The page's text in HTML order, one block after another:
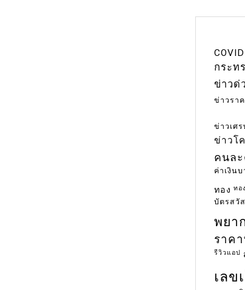
กระท
ข่าวด่
ข่าวรา
ข่าวเศ
ข่าวโ
คนล
ค่าเงิน
ทอง ทอ
บัตรสวั
พยา
ราค
รีวิวแอป
เลข